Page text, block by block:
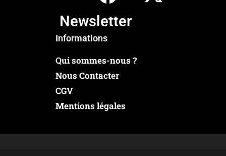
Newsletter
Informations
Qui sommes-nous ?
Nous Contacter
CGV
Mentions légales